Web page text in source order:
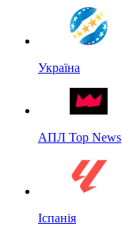
Україна
АПЛ Top News
Іспанія